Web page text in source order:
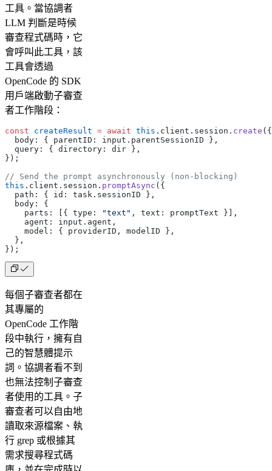
工具。當協調者
LLM 判斷是時候
審查程式碼時，它
會呼叫此工具，該
工具會透過
OpenCode 的 SDK
用戶端啟動子審查
者工作階段：
const createResult = await this .client.session. create ({
  body: { parentID: input.parentSessionID },
  query: { directory: dir },
});
// Send the prompt asynchronously (non-blocking)
this .client.session. promptAsync ({
  path: { id: task.sessionID },
  body: {
    parts: [{ type:
"text" , text: promptText }],
    agent: input.agent,
    model: { providerID, modelID },
  },
});
每個子審查者都在
其專屬的
OpenCode 工作階
段中執行，擁有自
己的智慧體提示
詞。協調者看不到
也無法控制子審查
者使用的工具。子
審查者可以自由地
讀取來源檔案、執
行 grep 或根據其
需求搜尋程式碼